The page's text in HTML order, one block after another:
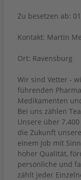
Zu besetzen ab:
Kontakt: Martin
Ort: Ravensburg
Wir sind Vetter -
führenden
Medikamenten
Bei uns zählen
Unsere über
die Zukunft
einem Job mit
hoher Qualität,
persönliche und
zählt jeder